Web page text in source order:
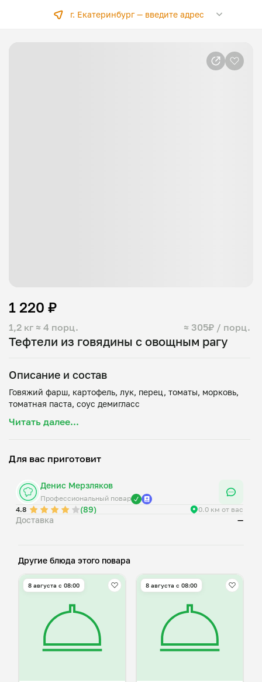
г. Екатеринбург —введите адрес
Тефтели из говядины c овощным рагу
1,2 кг ≈ 4 порц. ≈ 305₽ / порц.
1 220 ₽
Описание и состав
Говяжий фарш, картофель, лук, перец, томаты, морковь,
Читать далее...
Для вас приготовит
Денис Мерзляков
Профессиональный повар
4.8
(89) 0.0 км от вас
Доставка —
Другие блюда этого повара
8 августа с 08:00 8 августа с 08:00